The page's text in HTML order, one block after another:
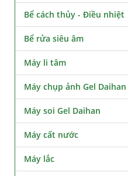
Bể cách thủy - Điều nhiệt
Bể rửa siêu âm
Máy li tâm
Máy chụp ảnh Gel Daihan
Máy soi Gel Daihan
Máy cất nước
Máy lắc